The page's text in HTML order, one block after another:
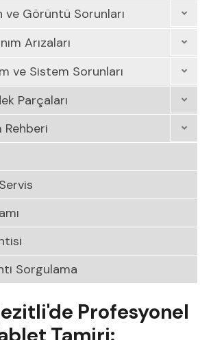
ve Görüntü Sorunları
Arızaları
ve Sistem Sorunları
Parçaları
Rehberi
Sorgulama
Profesyonel